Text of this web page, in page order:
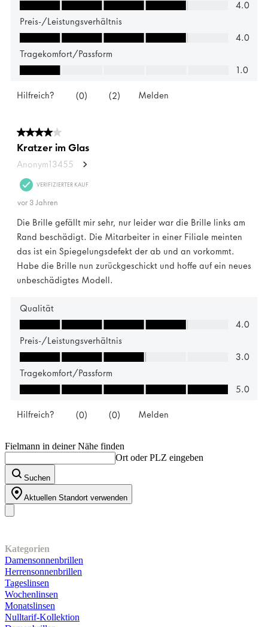
Fielmann in deiner Nähe finden
Ort oder PLZ eingeben
Suchen
Aktuellen Standort verwenden
Kategorien
Damensonnenbrillen
Herrensonnenbrillen
Tageslinsen
Wochenlinsen
Monatslinsen
Nulltarif-Kollektion